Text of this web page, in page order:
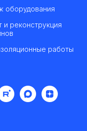
оборудования
и реконструкция
работы